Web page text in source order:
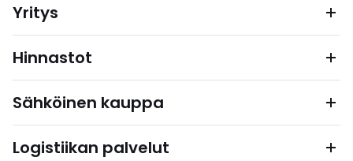
Yritys
Hinnastot
Sähköinen kauppa
Logistiikan palvelut